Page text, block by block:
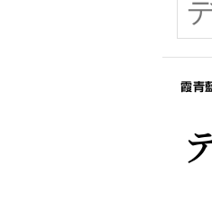
霞青